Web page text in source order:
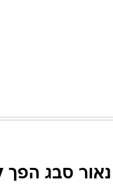
נאור סבג הפך